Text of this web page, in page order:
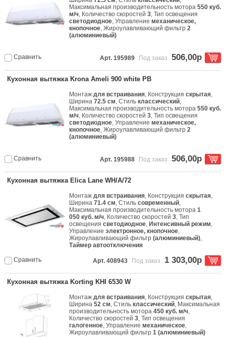
Максимальная производительность мотора550 куб.
м/ч, Количество скоростей3, Тип освещения
светодиодное, Управлениемеханическое,
кнопочное, Жироулавливающий фильтр2
(алюминиевый)
Сравнить Арт. 195989 Под заказ 506,00р
Кухонная вытяжка Krona Ameli 900 white PB
Монтаждля встраивания, Конструкцияскрытая,
Ширина72.5 см, Стильклассический,
Максимальная производительность мотора550 куб.
м/ч, Количество скоростей3, Тип освещения
светодиодное, Управлениемеханическое,
кнопочное, Жироулавливающий фильтр2
(алюминиевый)
Сравнить Арт. 195988 Под заказ 506,00р
Кухонная вытяжка Elica Lane WH/A/72
Монтаждля встраивания, Конструкцияскрытая,
Ширина71.4 см, Стильсовременный,
Максимальная производительность мотора1
050 куб. м/ч, Количество скоростей3, Тип
освещениясветодиодное, Интенсивный режим,
Управлениеэлектронное, кнопочное,
Жироулавливающий фильтр(алюминиевый),
Таймер автоотключения
Сравнить Арт. 408943 Под заказ 1 303,00р
Кухонная вытяжка Korting KHI 6530 W
Монтаждля встраивания, Конструкцияскрытая,
Ширина52 см, Стильклассический, Максимальная
производительность мотора450 куб. м/ч,
Количество скоростей3, Тип освещения
галогенное, Управлениемеханическое,
Жироулавливающий фильтр1 (алюминиевый)